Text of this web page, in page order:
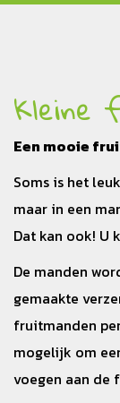
Kleine
Een mooie
Soms is het
maar in een
Dat kan ook! U
De manden
gemaakte
fruitmanden
mogelijk om
voegen aan de